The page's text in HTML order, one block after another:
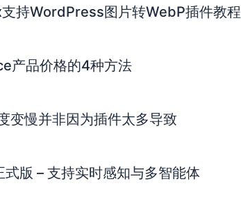
持WordPress图片转WebP插件教程
产品价格的4种方法
变慢并非因为插件太多导致
式版 – 支持实时感知与多智能体